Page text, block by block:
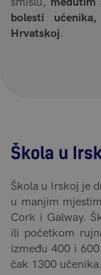
bolesti
Hrvatskoj.
Škola u
Škola u Irskoj je
u manjim
Cork i Galway.
ili početkom
između 400 i
čak 1300 učenika.